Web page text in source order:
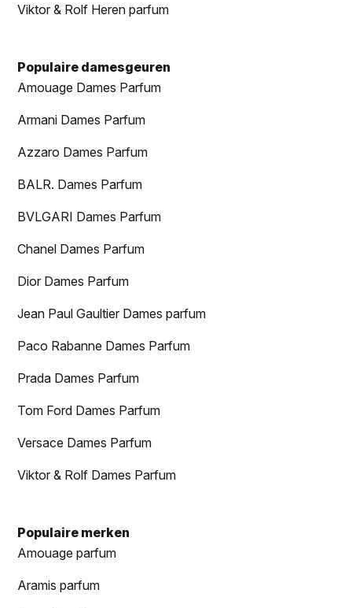
Viktor & Rolf Heren parfum
Populaire damesgeuren
Amouage Dames Parfum
Armani Dames Parfum
Azzaro Dames Parfum
BALR. Dames Parfum
BVLGARI Dames Parfum
Chanel Dames Parfum
Dior Dames Parfum
Jean Paul Gaultier Dames parfum
Paco Rabanne Dames Parfum
Prada Dames Parfum
Tom Ford Dames Parfum
Versace Dames Parfum
Viktor & Rolf Dames Parfum
Populaire merken
Amouage parfum
Aramis parfum